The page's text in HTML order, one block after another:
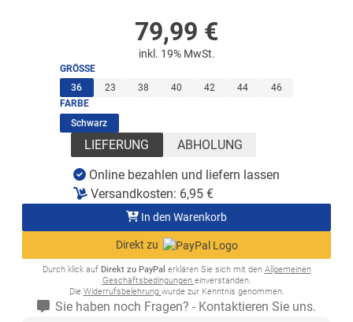
79,99 €
inkl. 19% MwSt.
GRÖSSE
36(ausgewählt)
23 38 40 42 44
46
FARBE
Schwarz(ausgewählt)
LIEFERUNG ABHOLUNG
Online bezahlen und liefern lassen
Versandkosten: 6,95 €
In den Warenkorb
Direkt zu
Durch klick auf Direkt zu PayPal erklären Sie sich mit den Allgemeinen
Geschäftsbedingungen einverstanden.
Die Widerrufsbelehrung wurde zur Kenntnis genommen.
Sie haben noch Fragen? - Kontaktieren Sie uns.